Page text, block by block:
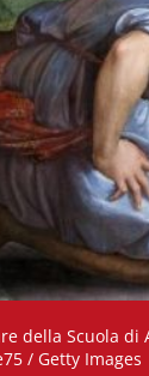
della Scuola di
/ Getty Images